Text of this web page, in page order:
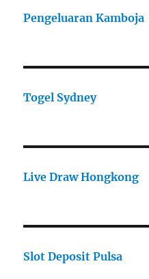
Pengeluaran Kamboja
Togel Sydney
Live Draw Hongkong
Slot Deposit Pulsa